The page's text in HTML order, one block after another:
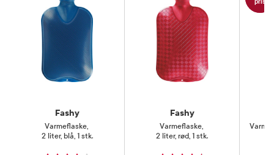
Fashy
Varmeflaske,
2 liter, blå, 1 stk.
Fashy
Varmeflaske,
2 liter, rød, 1 stk.